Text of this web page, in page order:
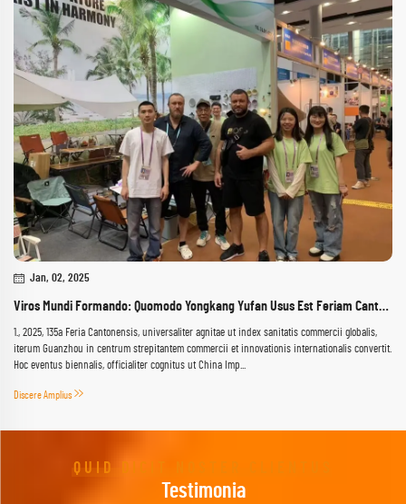
Jan, 02, 2025
Viros Mundi Formando: Quomodo Yongkang Yufan Usus Est Feriam Cantonensem ad Ampliandum Tendere Internationale
1., 2025, 135a Feria Cantonensis, universaliter agnitae ut index sanitatis commercii globalis,
iterum Guanzhou in centrum strepitantem commercii et innovationis internationalis convertit.
Hoc eventus biennalis, officialiter cognitus ut China Imp...
Discere Amplius
QUID DICIT NOSTER CLIENTUS
Testimonia